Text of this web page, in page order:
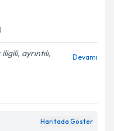
ayrıntılı,
Devamı
Haritada Göster